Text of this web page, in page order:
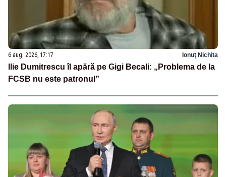
6 aug. 2026, 17:17 Ionuț Nichita
Ilie Dumitrescu îl apără pe Gigi Becali: „Problema de la
FCSB nu este patronul”